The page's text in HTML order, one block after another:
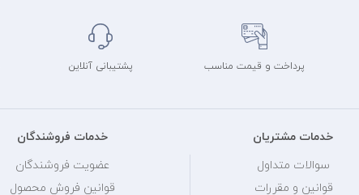
پرداخت و قیمت مناسب پشتیبانی آنلاین
خدمات مشتریان
سوالات متداول
قوانین و مقررات
خدمات فروشندگان
عضویت فروشندگان
قوانین فروش محصول